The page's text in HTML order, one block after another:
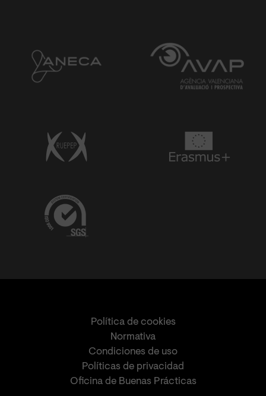
Política de cookies
Normativa
Condiciones de uso
Políticas de privacidad
Oficina de Buenas Prácticas